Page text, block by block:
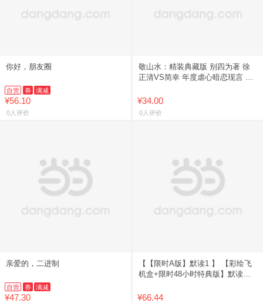
你好，朋友圈
自营 券 满减
¥56.10
0人评价
敬山水：精装典藏版 别四为著 徐
正清VS简幸 年度虐心暗恋现言 青
籍小说 中国友谊出版公
¥34.00
0人评价
亲爱的，二进制
自营 券 满减
¥47.30
【【限时A版】默读1 】 【彩绘飞
机盒+限时48小时特典版】默读全
版 默读全集正
¥66.44